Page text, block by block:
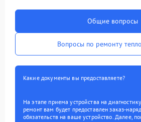
Общие вопросы
Вопросы по ремонту
Какие документы вы предоставляете?
На этапе приема устройства на
ремонт вам будет предоставлен заказ-
обязательств на ваше устройство. Далее,